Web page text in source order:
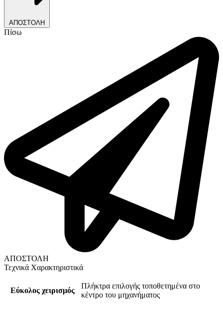
ΑΠΟΣΤΟΛΗ
Πίσω
ΑΠΟΣΤΟΛΗ
Τεχνικά Χαρακτηριστικά
Εύκολος χειρισμός
Πλήκτρα επιλογής τοποθετημένα στο
κέντρο του μηχανήματος